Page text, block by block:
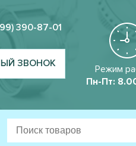
390-87-01
ЗВОНОК
Режим
Пн-Пт: